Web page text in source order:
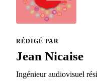
RÉDIGÉ PAR
Jean Nicaise
Ingénieur audiovisuel